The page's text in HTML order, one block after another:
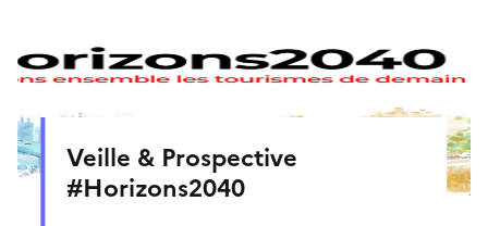
Veille & Prospective
#Horizons2040